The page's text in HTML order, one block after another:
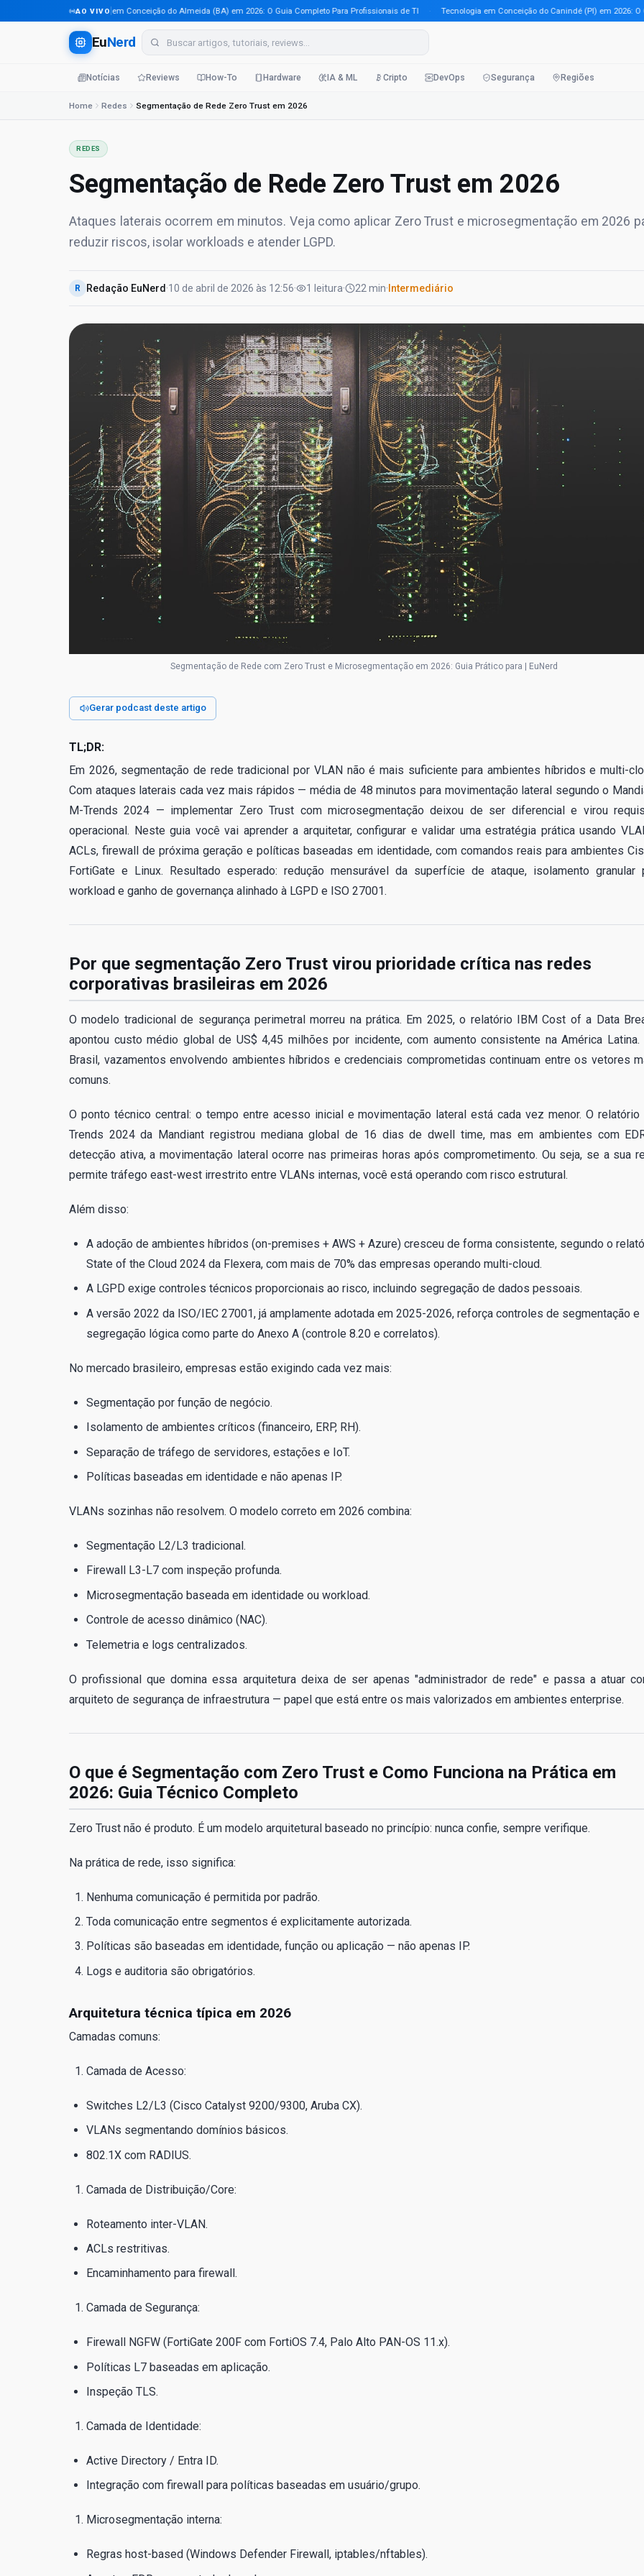
AO VIVO
Tecnologia em Conceição do Almeida (BA) em 2026: O Guia Completo Para Profissionais de TI · Tecnologia em Conceição do Canindé (PI) em 2026: O
EuNerd
Notícias Reviews How-To Hardware IA & ML Cripto DevOps Segurança Regiões
Home Redes Segmentação de Rede Zero Trust em 2026
REDES
Segmentação de Rede Zero Trust em 2026
Ataques laterais ocorrem em minutos. Veja como aplicar Zero Trust e microsegmentação em 2026
reduzir riscos, isolar workloads e atender LGPD.
R Redação EuNerd ·10 de abril de 2026 às 12:56· 1 leitura· 22 min· Intermediário
Segmentação de Rede com Zero Trust e Microsegmentação em 2026: Guia Prático para | EuNerd
Gerar podcast deste artigo
TL;DR:
Em 2026, segmentação de rede tradicional por VLAN não é mais suficiente para ambientes híbridos e multi-
Com ataques laterais cada vez mais rápidos — média de 48 minutos para movimentação lateral segundo o
M-Trends 2024 — implementar Zero Trust com microsegmentação deixou de ser diferencial e virou
operacional. Neste guia você vai aprender a arquitetar, configurar e validar uma estratégia prática usando
ACLs, firewall de próxima geração e políticas baseadas em identidade, com comandos reais para ambientes
FortiGate e Linux. Resultado esperado: redução mensurável da superfície de ataque, isolamento granular
workload e ganho de governança alinhado à LGPD e ISO 27001.
Por que segmentação Zero Trust virou prioridade crítica nas redes
corporativas brasileiras em 2026
O modelo tradicional de segurança perimetral morreu na prática. Em 2025, o relatório IBM Cost of a Data
apontou custo médio global de US$ 4,45 milhões por incidente, com aumento consistente na América Latina.
Brasil, vazamentos envolvendo ambientes híbridos e credenciais comprometidas continuam entre os vetores
comuns.
O ponto técnico central: o tempo entre acesso inicial e movimentação lateral está cada vez menor. O relatório
Trends 2024 da Mandiant registrou mediana global de 16 dias de dwell time, mas em ambientes com
detecção ativa, a movimentação lateral ocorre nas primeiras horas após comprometimento. Ou seja, se a sua
permite tráfego east-west irrestrito entre VLANs internas, você está operando com risco estrutural.
Além disso:
A adoção de ambientes híbridos (on-premises + AWS + Azure) cresceu de forma consistente, segundo o
State of the Cloud 2024 da Flexera, com mais de 70% das empresas operando multi-cloud.
A LGPD exige controles técnicos proporcionais ao risco, incluindo segregação de dados pessoais.
A versão 2022 da ISO/IEC 27001, já amplamente adotada em 2025-2026, reforça controles de segmentação e
segregação lógica como parte do Anexo A (controle 8.20 e correlatos).
No mercado brasileiro, empresas estão exigindo cada vez mais:
Segmentação por função de negócio.
Isolamento de ambientes críticos (financeiro, ERP, RH).
Separação de tráfego de servidores, estações e IoT.
Políticas baseadas em identidade e não apenas IP.
VLANs sozinhas não resolvem. O modelo correto em 2026 combina:
Segmentação L2/L3 tradicional.
Firewall L3-L7 com inspeção profunda.
Microsegmentação baseada em identidade ou workload.
Controle de acesso dinâmico (NAC).
Telemetria e logs centralizados.
O profissional que domina essa arquitetura deixa de ser apenas "administrador de rede" e passa a atuar
arquiteto de segurança de infraestrutura — papel que está entre os mais valorizados em ambientes enterprise.
O que é Segmentação com Zero Trust e Como Funciona na Prática em
2026: Guia Técnico Completo
Zero Trust não é produto. É um modelo arquitetural baseado no princípio: nunca confie, sempre verifique.
Na prática de rede, isso significa:
Nenhuma comunicação é permitida por padrão.
Toda comunicação entre segmentos é explicitamente autorizada.
Políticas são baseadas em identidade, função ou aplicação — não apenas IP.
Logs e auditoria são obrigatórios.
Arquitetura técnica típica em 2026
Camadas comuns:
Camada de Acesso:
Switches L2/L3 (Cisco Catalyst 9200/9300, Aruba CX).
VLANs segmentando domínios básicos.
802.1X com RADIUS.
Camada de Distribuição/Core:
Roteamento inter-VLAN.
ACLs restritivas.
Encaminhamento para firewall.
Camada de Segurança:
Firewall NGFW (FortiGate 200F com FortiOS 7.4, Palo Alto PAN-OS 11.x).
Políticas L7 baseadas em aplicação.
Inspeção TLS.
Camada de Identidade:
Active Directory / Entra ID.
Integração com firewall para políticas baseadas em usuário/grupo.
Microsegmentação interna:
Regras host-based (Windows Defender Firewall, iptables/nftables).